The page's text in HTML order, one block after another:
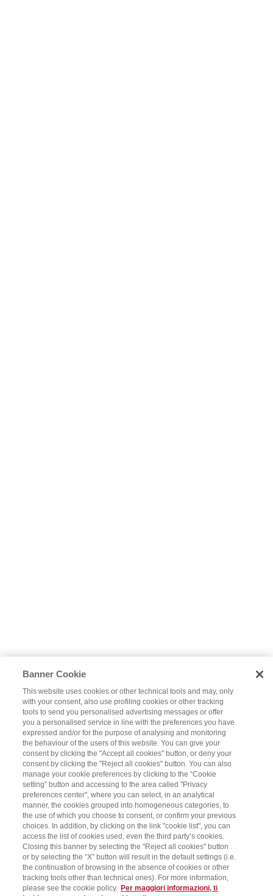
Banner Cookie
This website uses cookies or other technical tools and may, only
with your consent, also use profiling cookies or other tracking
tools to send you personalised advertising messages or offer
you a personalised service in line with the preferences you have
expressed and/or for the purpose of analysing and monitoring
the behaviour of the users of this website. You can give your
consent by clicking the "Accept all cookies" button, or deny your
consent by clicking the "Reject all cookies" button. You can also
manage your cookie preferences by clicking to the “Cookie
setting” button and accessing to the area called "Privacy
preferences center", where you can select, in an analytical
manner, the cookies grouped into homogeneous categories, to
the use of which you choose to consent, or confirm your previous
choices. In addition, by clicking on the link "cookie list", you can
access the list of cookies used, even the third party’s cookies.
Closing this banner by selecting the "Reject all cookies" button
or by selecting the “X” button will result in the default settings (i.e.
the continuation of browsing in the absence of cookies or other
tracking tools other than technical ones). For more information,
please see the cookie policy. Per maggiori informazioni, ti